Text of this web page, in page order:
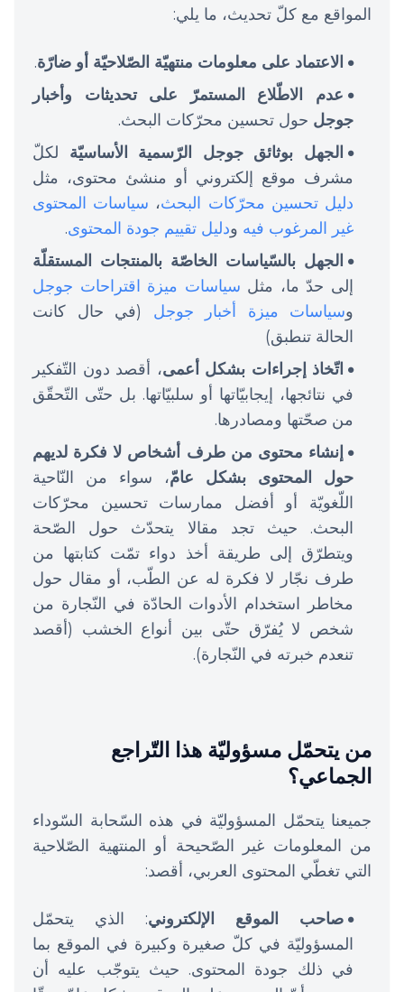
المواقع مع كلّ تحديث، ما يلي:
الاعتماد على معلومات منتهيّة الصّلاحيّة أو ضارّة.
عدم الاطّلاع المستمرّ على تحديثات وأخبار
جوجل حول تحسين محرّكات البحث.
الجهل بوثائق جوجل الرّسمية الأساسيّة لكلّ
مشرف موقع إلكتروني أو منشئ محتوى، مثل
دليل تحسين محرّكات البحث، سياسات المحتوى
غير المرغوب فيه ودليل تقييم جودة المحتوى.
الجهل بالسّياسات الخاصّة بالمنتجات المستقلّة
إلى حدّ ما، مثل سياسات ميزة اقتراحات جوجل
وسياسات ميزة أخبار جوجل (في حال كانت
الحالة تنطبق)
اتّخاذ إجراءات بشكل أعمى، أقصد دون التّفكير
في نتائجها، إيجابيّاتها أو سلبيّاتها. بل حتّى التّحقّق
من صحّتها ومصادرها.
إنشاء محتوى من طرف أشخاص لا فكرة لديهم
حول المحتوى بشكل عامّ، سواء من النّاحية
اللّغويّة أو أفضل ممارسات تحسين محرّكات
البحث. حيث تجد مقالا يتحدّث حول الصّحة
ويتطرّق إلى طريقة أخذ دواء تمّت كتابتها من
طرف نجّار لا فكرة له عن الطّب، أو مقال حول
مخاطر استخدام الأدوات الحادّة في النّجارة من
شخص لا يُفرّق حتّى بين أنواع الخشب (أقصد
تنعدم خبرته في النّجارة).
من يتحمّل مسؤوليّة هذا التّراجع
الجماعي؟
جميعنا يتحمّل المسؤوليّة في هذه السّحابة السّوداء
من المعلومات غير الصّحيحة أو المنتهية الصّلاحية
التي تغطّي المحتوى العربي، أقصد:
صاحب الموقع الإلكتروني: الذي يتحمّل
المسؤوليّة في كلّ صغيرة وكبيرة في الموقع بما
في ذلك جودة المحتوى. حيث يتوجّب عليه أن